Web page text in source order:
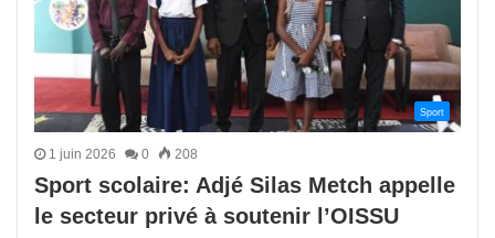
Sport
1 juin 2026 0 208
Sport scolaire: Adjé Silas Metch appelle
le secteur privé à soutenir l’OISSU